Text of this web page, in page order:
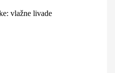
vlažne livade